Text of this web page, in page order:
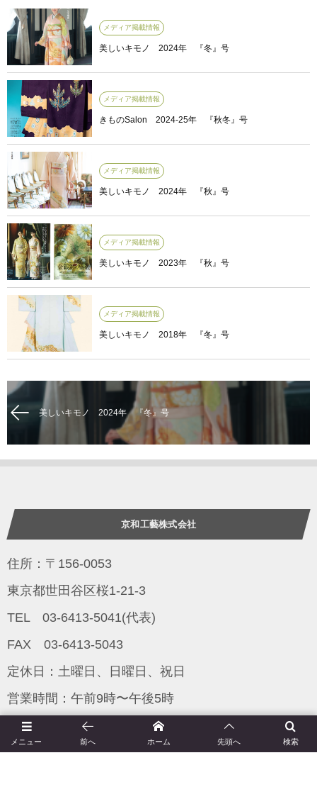
メディア掲載情報
美しいキモノ 2024年 『冬』号
メディア掲載情報
きものSalon 2024-25年 『秋冬』号
メディア掲載情報
美しいキモノ 2024年 『秋』号
メディア掲載情報
美しいキモノ 2023年 『秋』号
メディア掲載情報
美しいキモノ 2018年 『冬』号
美しいキモノ 2024年 『冬』号
京和工藝株式会社
住所：〒156-0053
東京都世田谷区桜1-21-3
TEL 03-6413-5041(代表)
FAX 03-6413-5043
定休日：土曜日、日曜日、祝日
営業時間：午前9時〜午後5時
京和工藝とは（会社概要）
メニュー 検索
前へ ホーム 先頭へ